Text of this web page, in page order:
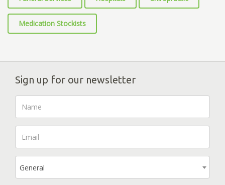
Medication Stockists
Sign up for our newsletter
General